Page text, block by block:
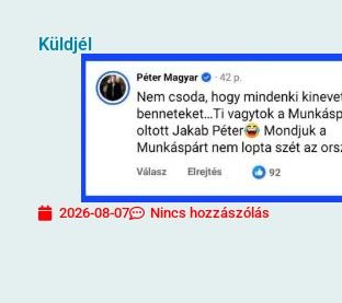
Küldjél
2026-08-07 Nincs hozzászólás